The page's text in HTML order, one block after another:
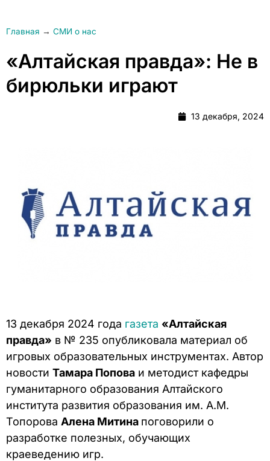
Главная → СМИ о нас
«Алтайская правда»: Не в
бирюльки играют
13 декабря, 2024
13 декабря 2024 года газета «Алтайская
правда» в № 235 опубликовала материал об
игровых образовательных инструментах. Автор
новости Тамара Попова и методист кафедры
гуманитарного образования Алтайского
института развития образования им. А.М.
Топорова Алена Митина поговорили о
разработке полезных, обучающих
краеведению игр.